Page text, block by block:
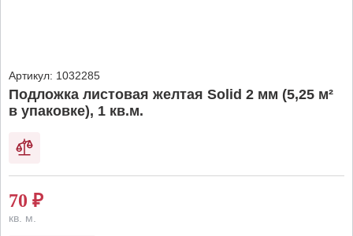
Артикул: 1032285
Подложка листовая желтая Solid 2 мм (5,25 м²
в упаковке), 1 кв.м.
70 ₽
кв. м.